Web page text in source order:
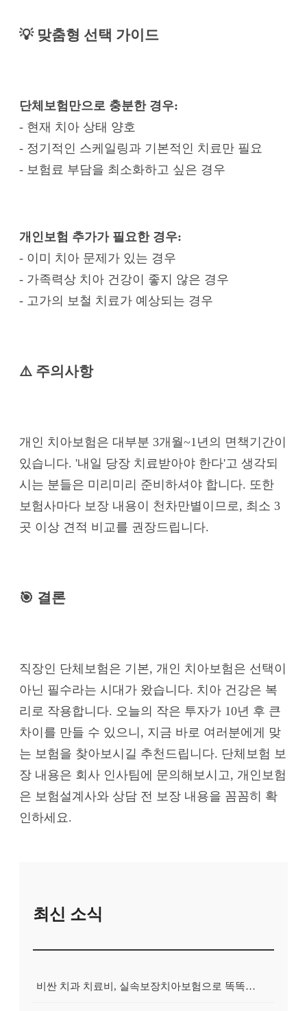
💡 맞춤형 선택 가이드
단체보험만으로 충분한 경우:
- 현재 치아 상태 양호
- 정기적인 스케일링과 기본적인 치료만 필요
- 보험료 부담을 최소화하고 싶은 경우
개인보험 추가가 필요한 경우:
- 이미 치아 문제가 있는 경우
- 가족력상 치아 건강이 좋지 않은 경우
- 고가의 보철 치료가 예상되는 경우
⚠️ 주의사항
개인 치아보험은 대부분 3개월~1년의 면책기간이
있습니다. '내일 당장 치료받아야 한다'고 생각되
시는 분들은 미리미리 준비하셔야 합니다. 또한
보험사마다 보장 내용이 천차만별이므로, 최소 3
곳 이상 견적 비교를 권장드립니다.
🎯 결론
직장인 단체보험은 기본, 개인 치아보험은 선택이
아닌 필수라는 시대가 왔습니다. 치아 건강은 복
리로 작용합니다. 오늘의 작은 투자가 10년 후 큰
차이를 만들 수 있으니, 지금 바로 여러분에게 맞
는 보험을 찾아보시길 추천드립니다. 단체보험 보
장 내용은 회사 인사팀에 문의해보시고, 개인보험
은 보험설계사와 상담 전 보장 내용을 꼼꼼히 확
인하세요.
최신 소식
비싼 치과 치료비, 실속보장치아보험으로 똑똑하게 대비하는 방법